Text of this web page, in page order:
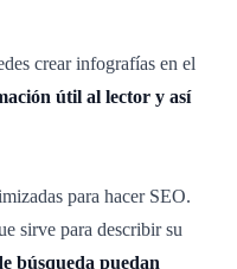
crear infografías en el
útil al lector y así
para hacer SEO.
sirve para describir su
búsqueda puedan